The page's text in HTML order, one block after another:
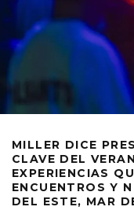
MILLER DICE
CLAVE DEL
EXPERIENCIAS
ENCUENTROS Y
DEL ESTE, MAR